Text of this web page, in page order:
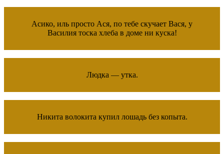
Асико, иль просто Ася, по тебе скучает Вася, у
Василия тоска хлеба в доме ни куска!
Людка — утка.
Никита волокита купил лошадь без копыта.